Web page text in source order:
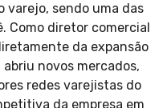
varejo, sendo uma das
Como diretor comercial
da expansão
novos mercados,
redes varejistas do
da empresa em